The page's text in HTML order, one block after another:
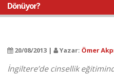
Dönüyor?
20/08/2013 | Yazar: Ömer
İngiltere’de cinsellik